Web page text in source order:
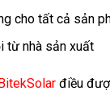
cho tất cả sản
từ nhà sản xuất
BitekSolar điều